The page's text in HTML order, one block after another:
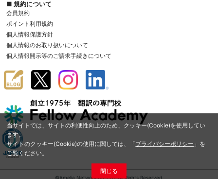
当サイトでは、サイトの利便性向上のため、クッキー(Cookie)を使用してい
ます。
サイトのクッキー(Cookie)の使用に関しては、「プライバシーポリシー 」を
ご覧ください。
閉じる
■ 規約について
会員規約
ポイント利用規約
個人情報保護方針
個人情報のお取り扱いについて
個人情報開示等のご請求手続きについて
©Amelia Network Co.,Ltd. All Rights Reserved.